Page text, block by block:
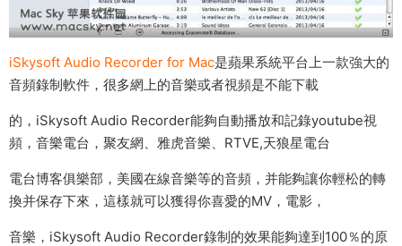
iSkysoft Audio Recorder for Mac是蘋果系統平台上一款強大的
音頻錄制軟件，很多網上的音樂或者視頻是不能下載
的，iSkysoft Audio Recorder能夠自動播放和記錄youtube視
頻，音樂電台，聚友網、雅虎音樂、RTVE,天狼星電台
電台博客俱樂部，美國在線音樂等的音頻，并能夠讓你輕松的轉
換并保存下來，這樣就可以獲得你喜愛的MV，電影，
音樂，iSkysoft Audio Recorder錄制的效果能夠達到100％的原